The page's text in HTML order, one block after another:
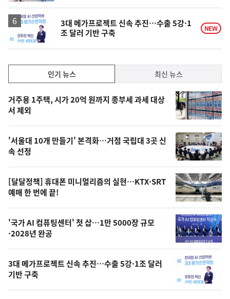
일
3대 메가프로젝트 신속 추진…수출 5강·1
조 달러 기반 구축
NEW
기,
최
신,
오
늘
의
영
상
오
의
사
진
인기 뉴스 최신 뉴스
기
뉴
스
거주용 1주택, 시가 20억 원까지 종부세 과세 대상
서 제외
'서울대 10개 만들기' 본격화…거점 국립대 3곳 신
속 선정
[달달정책] 휴대폰 미니멀리즘의 실현…KTX·SRT
예매 한 번에 끝!
'국가 AI 컴퓨팅센터' 첫 삽…1만 5000장 규모
·2028년 완공
3대 메가프로젝트 신속 추진…수출 5강·1조 달러
기반 구축